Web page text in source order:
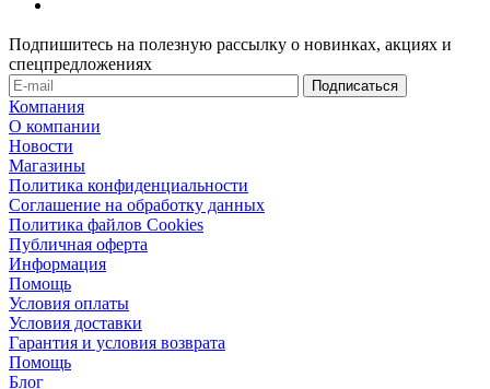
Подпишитесь на полезную рассылку о новинках, акциях и
спецпредложениях
Компания
О компании
Новости
Магазины
Политика конфиденциальности
Соглашение на обработку данных
Политика файлов Cookies
Публичная оферта
Информация
Помощь
Условия оплаты
Условия доставки
Гарантия и условия возврата
Помощь
Блог